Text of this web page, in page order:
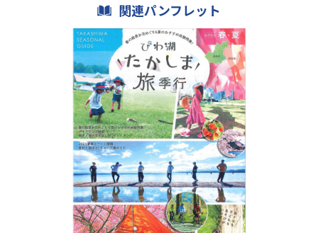
関連パンフレット